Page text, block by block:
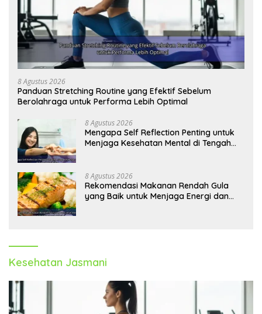
8 Agustus 2026
Panduan Stretching Routine yang Efektif Sebelum
Berolahraga untuk Performa Lebih Optimal
8 Agustus 2026
Mengapa Self Reflection Penting untuk
Menjaga Kesehatan Mental di Tengah
8 Agustus 2026
Rekomendasi Makanan Rendah Gula
yang Baik untuk Menjaga Energi dan
Kesehatan Jasmani